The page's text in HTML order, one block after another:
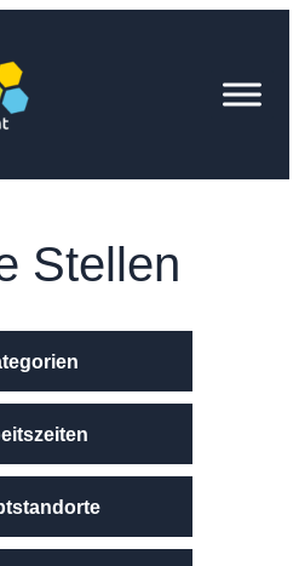
Stellen